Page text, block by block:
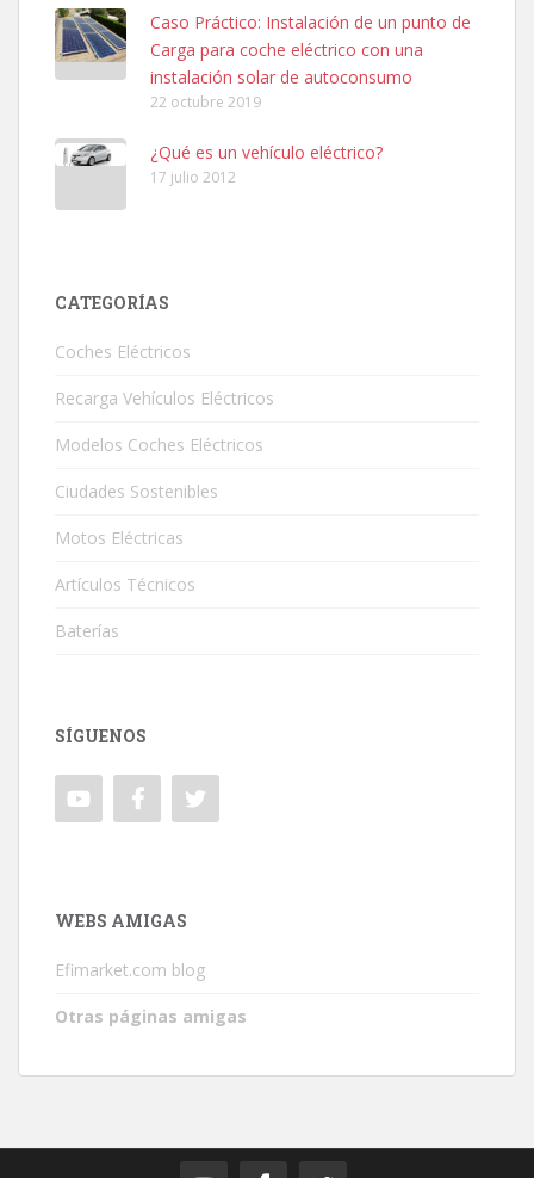
Caso Práctico: Instalación de un punto de
Carga para coche eléctrico con una
instalación solar de autoconsumo
22 octubre 2019
¿Qué es un vehículo eléctrico?
17 julio 2012
CATEGORÍAS
Coches Eléctricos
Recarga Vehículos Eléctricos
Modelos Coches Eléctricos
Ciudades Sostenibles
Motos Eléctricas
Artículos Técnicos
Baterías
SÍGUENOS
WEBS AMIGAS
Efimarket.com blog
Otras páginas amigas